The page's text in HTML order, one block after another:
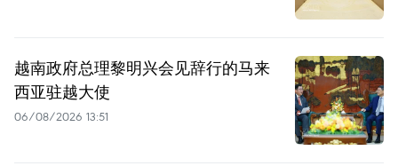
越南政府总理黎明兴会见辞行的马来
西亚驻越大使
06/08/2026 13:51